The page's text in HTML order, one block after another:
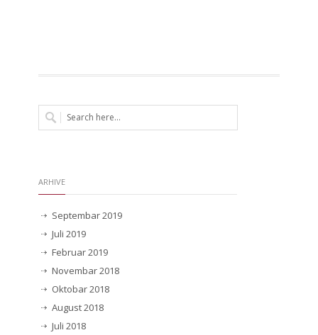
ARHIVE
Septembar 2019
Juli 2019
Februar 2019
Novembar 2018
Oktobar 2018
August 2018
Juli 2018